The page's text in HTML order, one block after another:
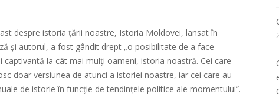
despre istoria țării noastre, Istoria Moldovei, lansat în
și autorul, a fost gândit drept „o posibilitate de a face
la cât mai mulți oameni, istoria noastră. Cei care
doar versiunea de atunci a istoriei noastre, iar cei care au
de istorie în funcție de tendințele politice ale momentului”.